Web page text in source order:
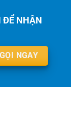
ĐỂ NHẬN
GỌI NGAY